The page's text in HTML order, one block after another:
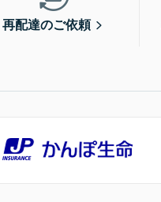
再配達のご依頼